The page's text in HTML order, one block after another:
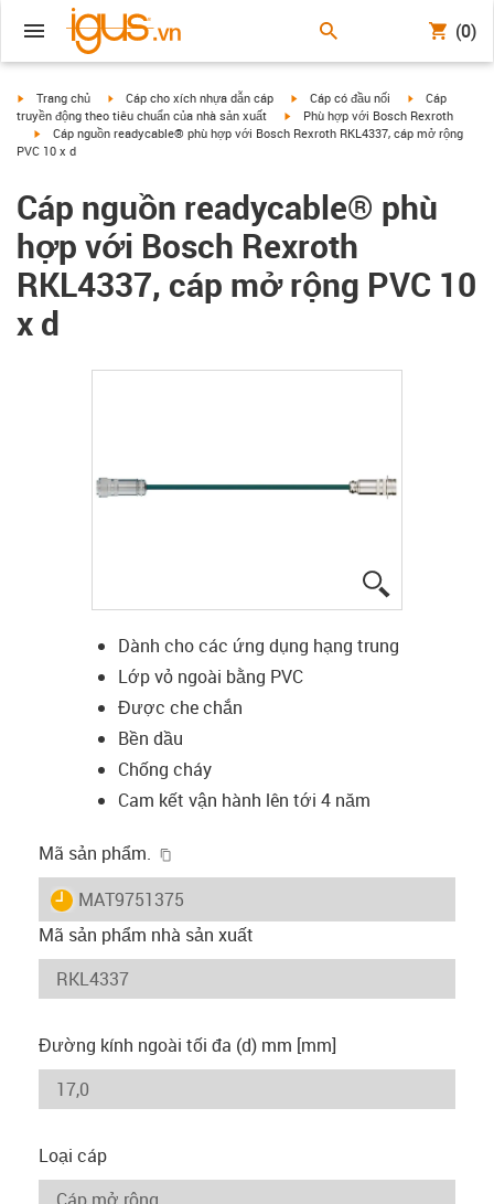
(0)
igus-icon-arrow-right
Trang chủ igus-icon-arrow-right
Cáp cho xích nhựa dẫn cáp igus-icon-arrow-right
Cáp có đầu nối igus-icon-
Cáp
truyền động theo tiêu chuẩn của nhà sản xuất
igus-icon-arrow-right
Phù hợp với Bosch Rexroth
igus-icon-arrow-right
Cáp nguồn readycable® phù hợp với Bosch Rexroth RKL4337, cáp mở rộng
PVC 10 x d
Cáp nguồn readycable® phù
hợp với Bosch Rexroth
RKL4337, cáp mở rộng PVC 10
x d
Dành cho các ứng dụng hạng trung
Lớp vỏ ngoài bằng PVC
Được che chắn
Bền dầu
Chống cháy
Cam kết vận hành lên tới 4 năm
Mã sản phẩm.
igus-icon-lieferzeit
MAT9751375
Mã sản phẩm nhà sản xuất
Đường kính ngoài tối đa (d) mm [mm]
Loại cáp